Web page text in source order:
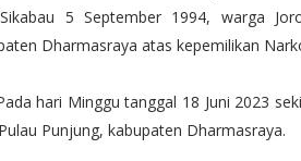
5 September 1994, warga
Dharmasraya atas kepemilikan
hari Minggu tanggal 18 Juni 2023
Punjung, kabupaten Dharmasraya.